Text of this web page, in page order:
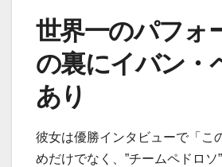
世界一のパフォ
の裏にイバン・
あり
彼女は優勝インタビューで「こ
めだけでなく、”チームペドロソ